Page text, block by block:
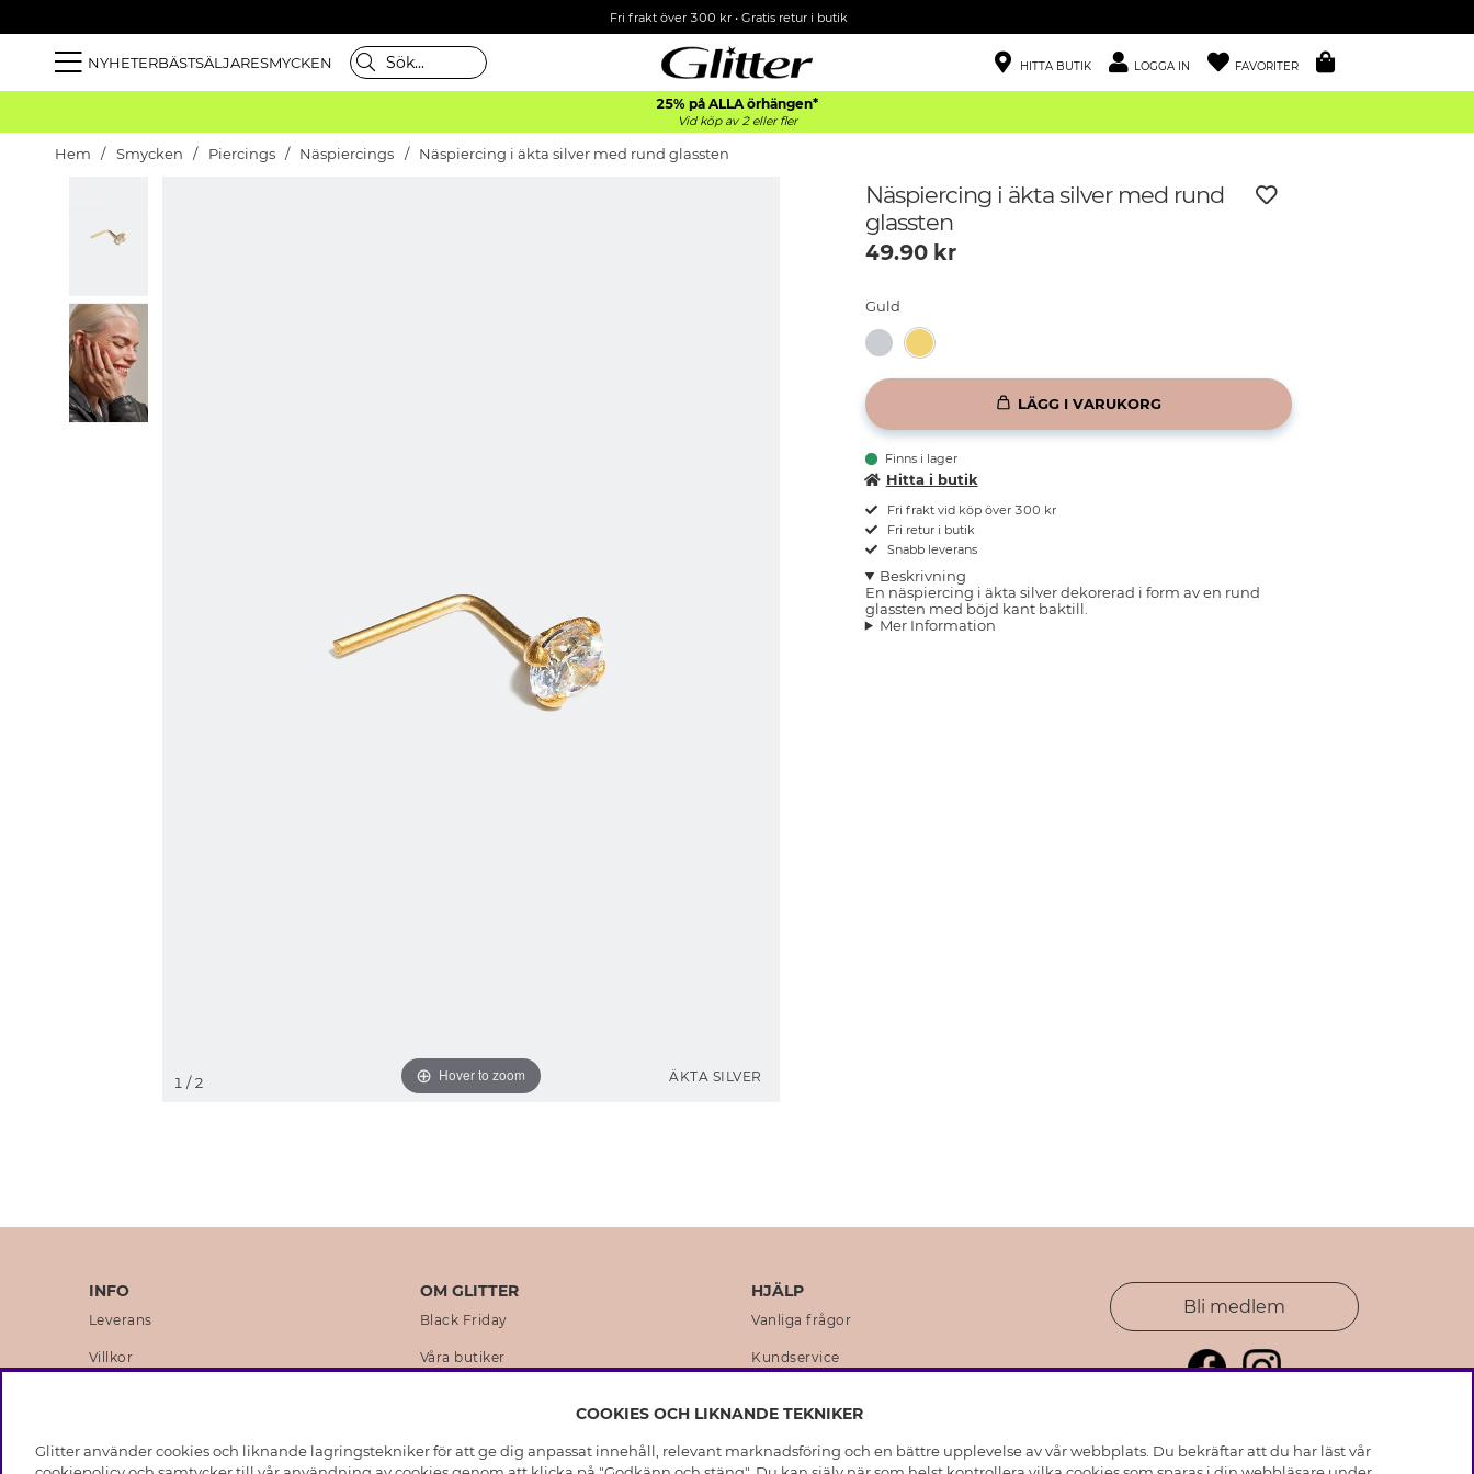
Fri frakt över 300 kr• Gratis retur i butik
NYHETERBÄSTSÄLJARESMYCKEN HITTA BUTIK LOGGA IN FAVORITER
25% på ALLA örhängen*
Vid köp av 2 eller fler
Hem Smycken Piercings Näspiercings Näspiercing i äkta silver med rund glassten
ÄKTA SILVER
Hover to zoom
1 / 2
Näspiercing i äkta silver med rund
glassten
49.90kr
Guld
LÄGG I VARUKORG
Finns i lager
Hitta i butik
Fri frakt vid köp över 300 kr
Fri retur i butik
Snabb leverans
Beskrivning
En näspiercing i äkta silver dekorerad i form av en rund
glassten med böjd kant baktill.
Mer Information
INFO
Leverans
Villkor
Medlemsvillkor
OM GLITTER
Black Friday
Våra butiker
Hållbarhet
HJÄLP
Vanliga frågor
Kundservice
Skötselråd skinnhandskar
Bli medlem
COOKIES OCH LIKNANDE TEKNIKER
Glitter använder cookies och liknande lagringstekniker för att ge dig anpassat innehåll, relevant marknadsföring och en bättre upplevelse av vår webbplats. Du bekräftar att du har läst vår